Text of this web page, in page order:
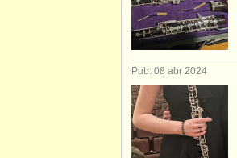
Pub: 08 abr 2024